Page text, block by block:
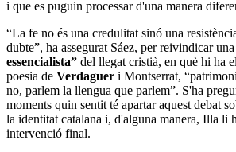
i que es puguin processar d'una manera
“La fe no és una credulitat sinó una
dubte”, ha assegurat Sáez, per reivindicar
essencialista” del llegat cristià, en què hi ha
poesia de Verdaguer i Montserrat,
no, parlem la llengua que parlem”. S'ha
moments quin sentit té apartar aquest debat
la identitat catalana i, d'alguna manera, Illa li
intervenció final.